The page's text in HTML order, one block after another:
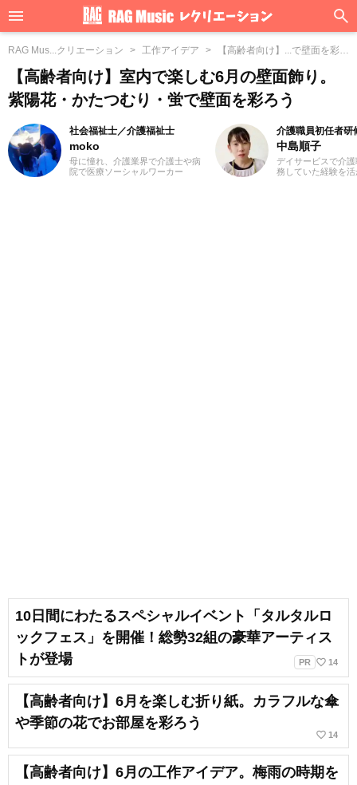
RAG Mus...クリエーション 工作アイデア
【高齢者向け】...で壁面を彩ろ
【高齢者向け】室内で楽しむ6月の壁面飾り。
紫陽花・かたつむり・蛍で壁面を彩ろう
社会福祉士／介護福祉士
moko
母に憧れ、介護業界で介護士や病
院で医療ソーシャルワーカー
介護職員初任者研
中島順子
デイサービスで介
務していた経験を
10日間にわたるスペシャルイベント「タルタルロ
ックフェス」を開催！総勢32組の豪華アーティス
トが登場
PR favorite_border 14
【高齢者向け】6月を楽しむ折り紙。カラフルな傘
や季節の花でお部屋を彩ろう
favorite_border 14
【高齢者向け】6月の工作アイデア。梅雨の時期を